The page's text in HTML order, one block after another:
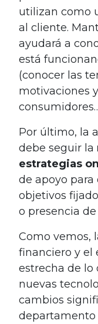
utilizan como
al cliente.
ayudará a
está
(conocer las
motivaciones
Por último, la
debe seguir la
estrategias
de apoyo para
objetivos
o presencia
Como vemos,
financiero y el
estrecha de lo
nuevas
cambios
departamento